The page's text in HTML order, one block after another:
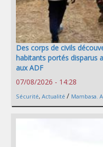
Des corps de civils
habitants portés disparus
aux ADF
07/08/2026 - 14:28
Sécurité, Actualité / Mambasa.